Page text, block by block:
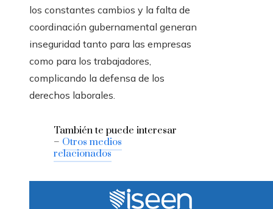
los constantes cambios y la falta de
coordinación gubernamental generan
inseguridad tanto para las empresas
como para los trabajadores,
complicando la defensa de los
derechos laborales.
También te puede interesar
– Otros medios
relacionados